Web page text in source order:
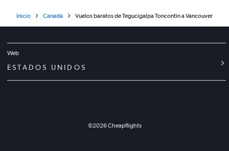
Inicio Canadá Vuelos baratos de Tegucigalpa Toncontin a Vancouver
Web
ESTADOS UNIDOS
©2026Cheapflights